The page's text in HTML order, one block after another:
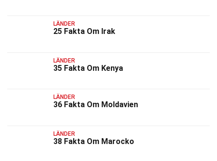
LÄNDER
25 Fakta Om Irak
LÄNDER
35 Fakta Om Kenya
LÄNDER
36 Fakta Om Moldavien
LÄNDER
38 Fakta Om Marocko